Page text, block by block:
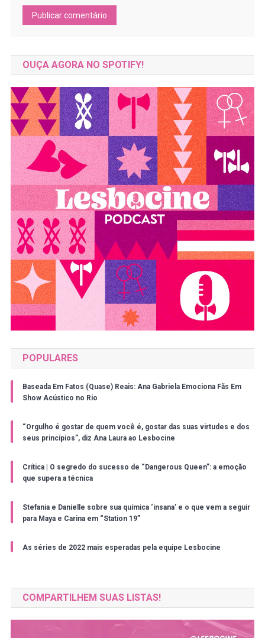
OUÇA AGORA NO SPOTIFY!
POPULARES
Baseada Em Fatos (Quase) Reais: Ana Gabriela Emociona Fãs Em
Show Acústico no Rio
“Orgulho é gostar de quem você é, gostar das suas virtudes e dos
seus princípios”, diz Ana Laura ao Lesbocine
Crítica | O segredo do sucesso de “Dangerous Queen”: a emoção
que supera a técnica
Stefania e Danielle sobre sua química ‘insana’ e o que vem a seguir
para Maya e Carina em “Station 19”
As séries de 2022 mais esperadas pela equipe Lesbocine
COMPARTILHEM SUAS LISTAS!